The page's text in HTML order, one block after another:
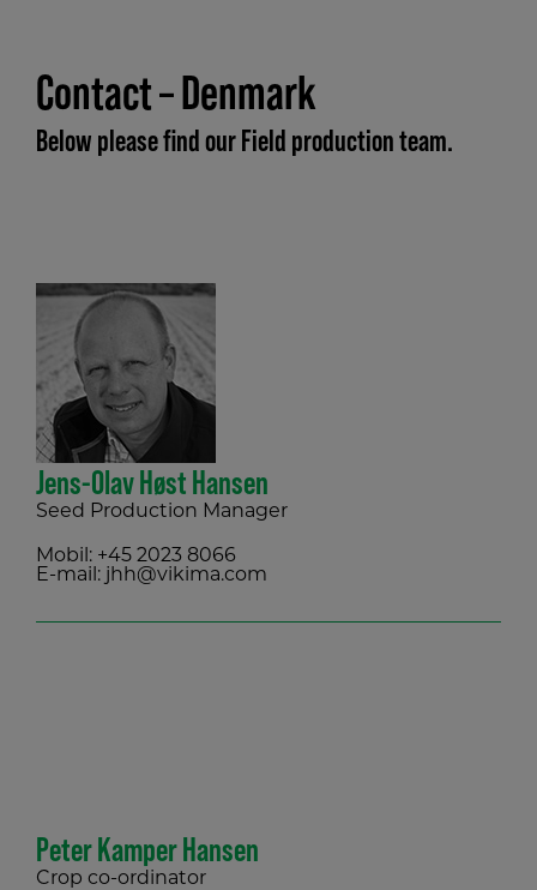
Contact – Denmark
Below please find our Field production team.
Jens-Olav Høst Hansen
Seed Production Manager
Mobil: +45 2023 8066
E-mail: jhh@vikima.com
Peter Kamper Hansen
Crop co-ordinator